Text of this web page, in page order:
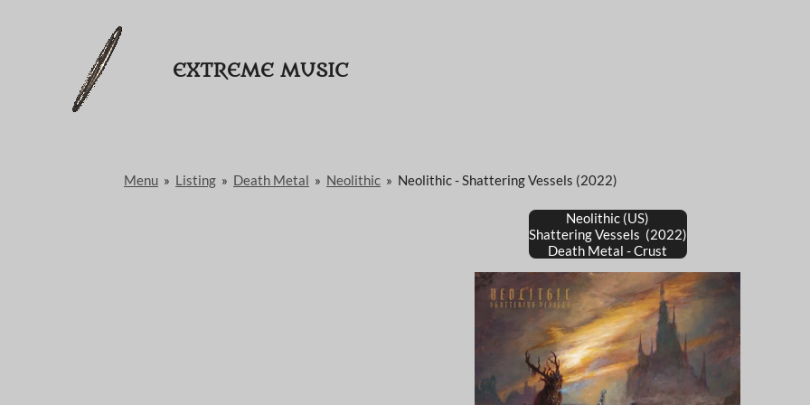
EXTREME MUSIC
Menu » Listing » Death Metal » Neolithic » Neolithic - Shattering Vessels (2022)
Neolithic (US)
Shattering Vessels (2022)
Death Metal - Crust